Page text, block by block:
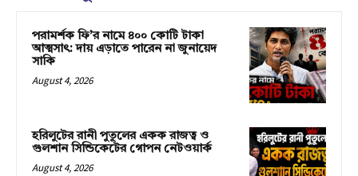
পরামর্শক ফি’র নামে ৪০০ কোটি টাকা
আত্মসাৎ: দায় এড়াতে পারেন না জুনায়েদ
সাকি
August 4, 2026
হরিলুটের রানী পুতুলের একক রাজত্ব ও
গুলশান সিন্ডিকেটের গোপন নেটওয়ার্ক
August 4, 2026